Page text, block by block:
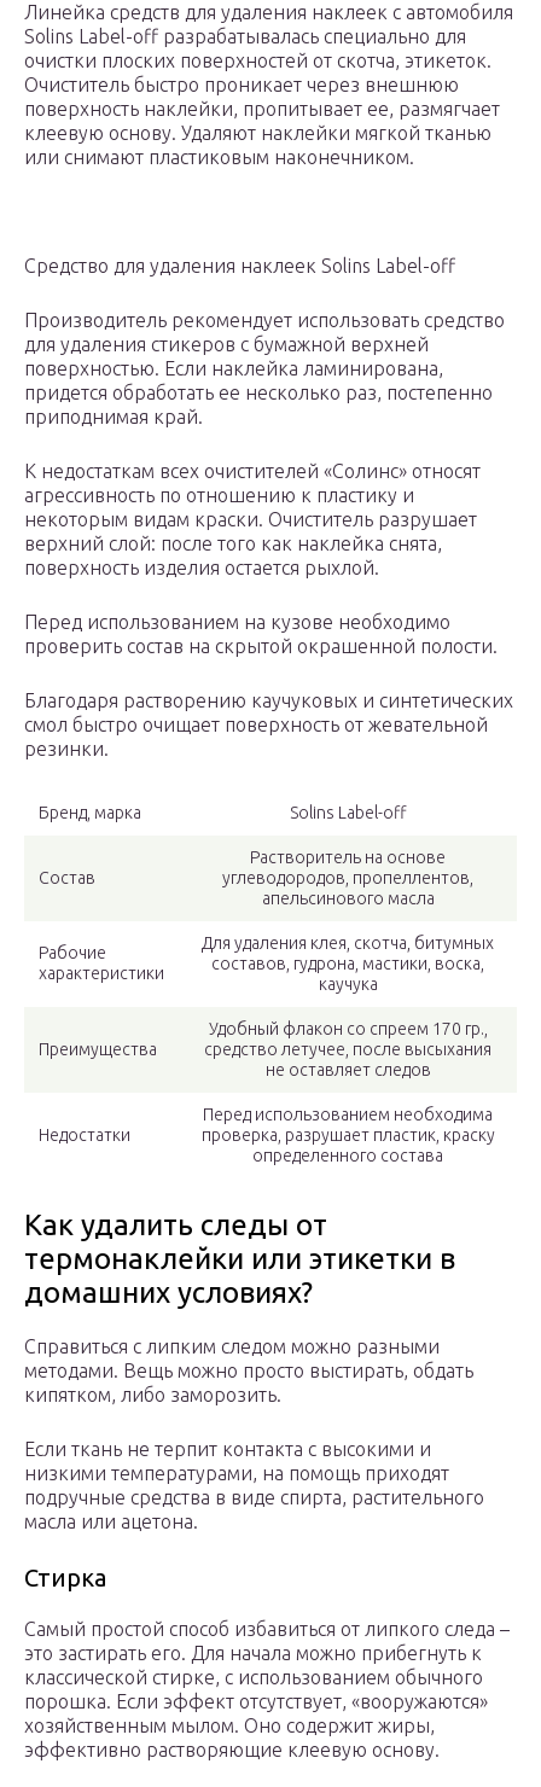
Линейка средств для удаления наклеек с автомобиля
Solins Label-off разрабатывалась специально для
очистки плоских поверхностей от скотча, этикеток.
Очиститель быстро проникает через внешнюю
поверхность наклейки, пропитывает ее, размягчает
клеевую основу. Удаляют наклейки мягкой тканью
или снимают пластиковым наконечником.
Средство для удаления наклеек Solins Label-off
Производитель рекомендует использовать средство
для удаления стикеров с бумажной верхней
поверхностью. Если наклейка ламинирована,
придется обработать ее несколько раз, постепенно
приподнимая край.
К недостаткам всех очистителей «Солинс» относят
агрессивность по отношению к пластику и
некоторым видам краски. Очиститель разрушает
верхний слой: после того как наклейка снята,
поверхность изделия остается рыхлой.
Перед использованием на кузове необходимо
проверить состав на скрытой окрашенной полости.
Благодаря растворению каучуковых и синтетических
смол быстро очищает поверхность от жевательной
резинки.
Бренд, марка Solins Label-off
Состав
Растворитель на основе
углеводородов, пропеллентов,
апельсинового масла
Рабочие
характеристики
Для удаления клея, скотча, битумных
составов, гудрона, мастики, воска,
каучука
Преимущества
Удобный флакон со спреем 170 гр.,
средство летучее, после высыхания
не оставляет следов
Недостатки
Перед использованием необходима
проверка, разрушает пластик, краску
определенного состава
Как удалить следы от
термонаклейки или этикетки в
домашних условиях?
Справиться с липким следом можно разными
методами. Вещь можно просто выстирать, обдать
кипятком, либо заморозить.
Если ткань не терпит контакта с высокими и
низкими температурами, на помощь приходят
подручные средства в виде спирта, растительного
масла или ацетона.
Стирка
Самый простой способ избавиться от липкого следа –
это застирать его. Для начала можно прибегнуть к
классической стирке, с использованием обычного
порошка. Если эффект отсутствует, «вооружаются»
хозяйственным мылом. Оно содержит жиры,
эффективно растворяющие клеевую основу.